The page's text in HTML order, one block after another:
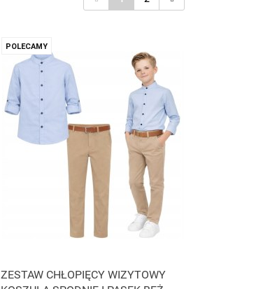
POLECAMY
ZESTAW CHŁOPIĘCY WIZYTOWY